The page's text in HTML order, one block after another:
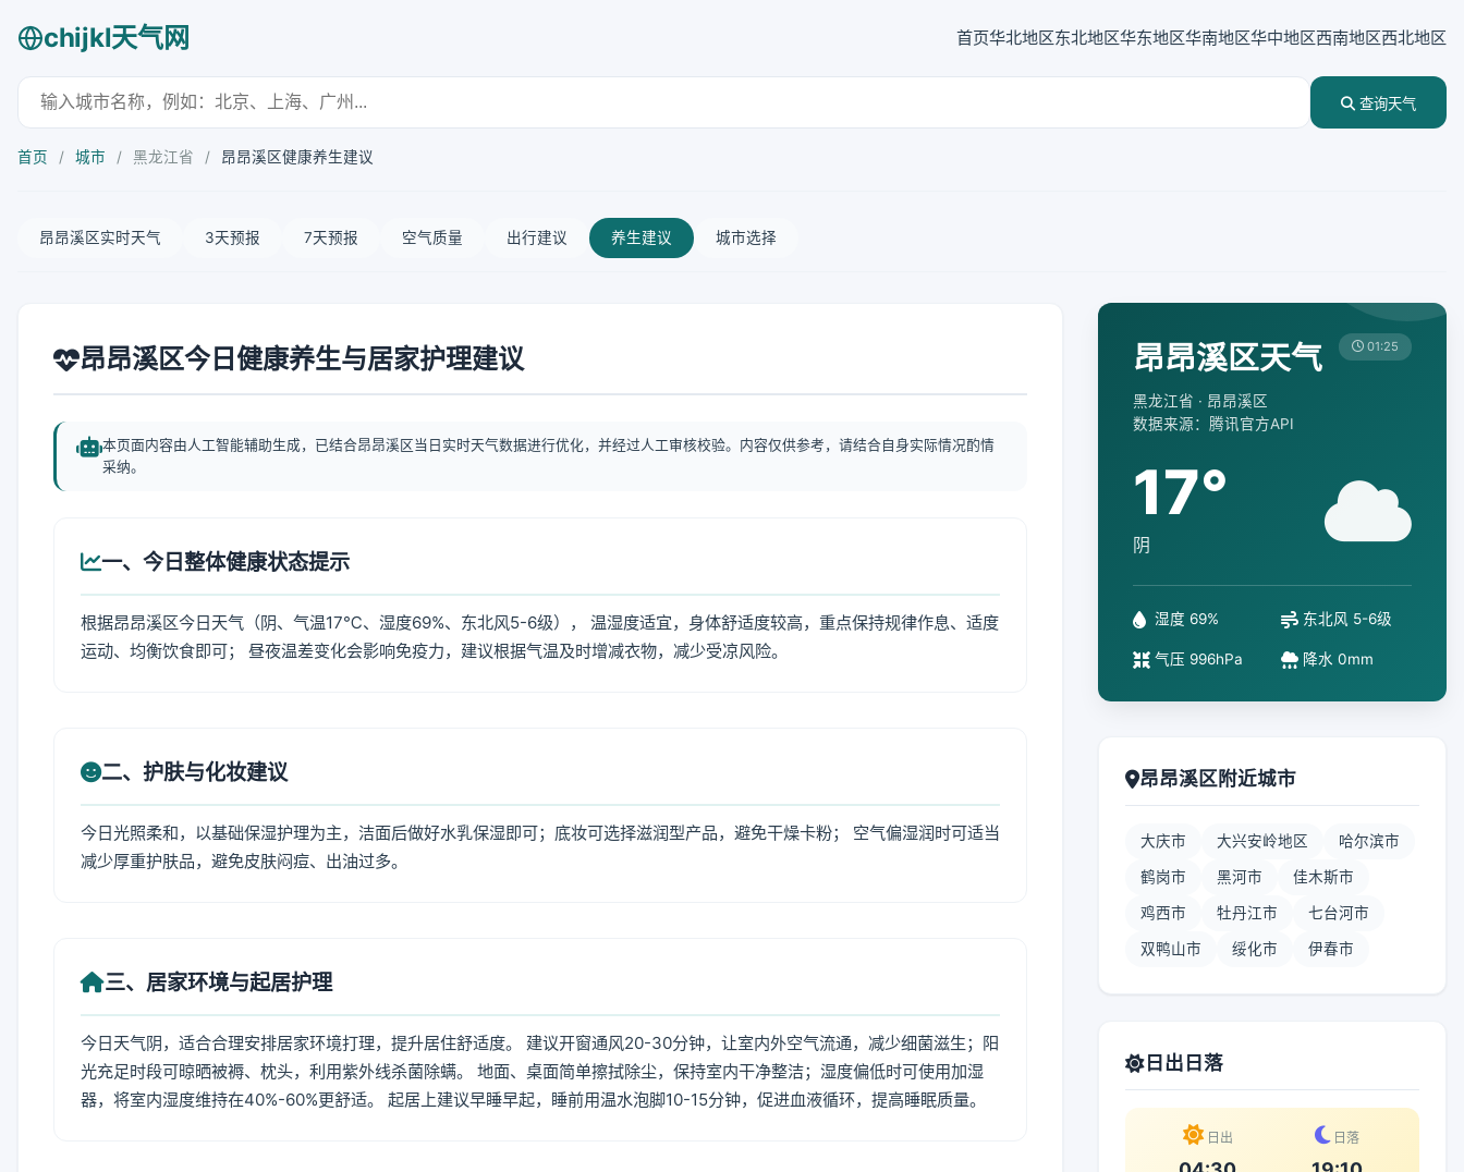
chijkl天气网 首页华北地区东北地区华东地区华南地区华中地区西南地区西北地区
查询天气
首页 / 城市 / 黑龙江省 / 昂昂溪区健康养生建议
昂昂溪区实时天气 3天预报 7天预报 空气质量 出行建议 养生建议 城市选择
昂昂溪区今日健康养生与居家护理建议
本页面内容由人工智能辅助生成，已结合昂昂溪区当日实时天气数据进行优化，并经过人工审核校验。内容仅供参考，请结合自身实际情况酌情
采纳。
一、今日整体健康状态提示
根据昂昂溪区今日天气（阴、气温17℃、湿度69%、东北风5-6级）， 温湿度适宜，身体舒适度较高，重点保持规律作息、适度
运动、均衡饮食即可； 昼夜温差变化会影响免疫力，建议根据气温及时增减衣物，减少受凉风险。
二、护肤与化妆建议
今日光照柔和，以基础保湿护理为主，洁面后做好水乳保湿即可；底妆可选择滋润型产品，避免干燥卡粉； 空气偏湿润时可适当
减少厚重护肤品，避免皮肤闷痘、出油过多。
三、居家环境与起居护理
今日天气阴，适合合理安排居家环境打理，提升居住舒适度。 建议开窗通风20-30分钟，让室内外空气流通，减少细菌滋生；阳
光充足时段可晾晒被褥、枕头，利用紫外线杀菌除螨。 地面、桌面简单擦拭除尘，保持室内干净整洁；湿度偏低时可使用加湿
器，将室内湿度维持在40%-60%更舒适。 起居上建议早睡早起，睡前用温水泡脚10-15分钟，促进血液循环，提高睡眠质量。
昂昂溪区天气
黑龙江省 · 昂昂溪区
数据来源：腾讯官方API
01:25
17°
阴
湿度 69% 东北风 5-6级
气压 996hPa 降水 0mm
昂昂溪区附近城市
大庆市 大兴安岭地区 哈尔滨市
鹤岗市 黑河市 佳木斯市
鸡西市 牡丹江市 七台河市
双鸭山市 绥化市 伊春市
日出日落
日出 日落